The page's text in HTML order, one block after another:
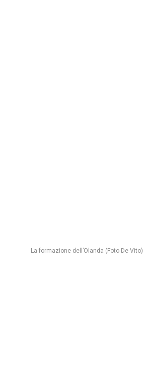
La formazione dell’Olanda (Foto De Vito)